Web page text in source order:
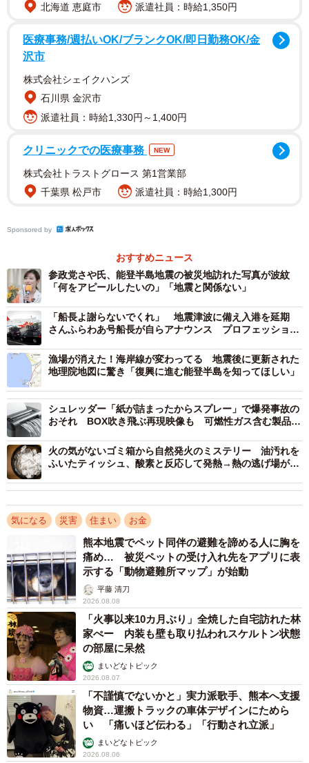
家の地盤や災害リスクに不安を感じるか（提供画像）
まず、「家の地盤や災害リスクに不安を感じるか」という
質問をしたところ、「かなり感じる」（9.2%）と「少し感
じる」（47.0%）を合わせて56.2%の人が不安を抱えている
し、半数以上の住宅購入者が何らかの不安を抱えている実
不安要因のトップは「川が近い」
3/6
家の地盤や災害リスクで不安に感じること（提供画像）
次に「家の地盤や災害リスクで不安に感じること」を具体
的に尋ねたところ、最も不安に感じたことの1位は「川が近
い」（25.0%）でした。2位は「地震による被害」
（19.2%）、3位以下は「土砂災害」（8.6%）、「豪雨災
害」（8.2%）、「台風による被害」（4.8%）が続きまし
た。
1位「川が近い」
・すぐ近隣に一級河川があり、上流にはエリアの中でも大
きなダムがあります。地方的にも台風や大雨による水害が
北海道 恵庭市
派遣社員：時給1,350円
医療事務/週払いOK/ブランクOK/即日勤務OK/金
沢市
株式会社シェイクハンズ
石川県 金沢市
派遣社員：時給1,330円～1,400円
クリニックでの医療事務 NEW
株式会社トラストグロース 第1営業部
千葉県 松戸市
派遣社員：時給1,300円
Sponsored by
おすすめニュース
参政党さや氏、能登半島地震の被災地訪れた写真が波紋
「何をアピールしたいの」「地震と関係ない」
「船長よ謝らないでくれ」 地震津波に備え入港を延期
さんふらわあ号船長が自らアナウンス プロフェッショナ
漁場が消えた！海岸線が変わってる 地震後に更新された
地理院地図に驚き「復興に進む能登半島を知ってほしい」
シュレッダー「紙が詰まったからスプレー」で爆発事故の
おそれ BOX吹き飛ぶ再現映像も 可燃性ガス含む製品は
火の気がないゴミ箱から自然発火のミステリー 油汚れを
ふいたティッシュ、酸素と反応して発熱→熱の逃げ場がな
気になる 災害 住まい お金
熊本地震でペット同伴の避難を諦める人に胸を
痛め… 被災ペットの受け入れ先をアプリに表
示する「動物避難所マップ」が始動
平藤 清刀
2026.08.08
「火事以来10カ月ぶり」全焼した自宅訪れた林
家ぺー 内装も壁も取り払われスケルトン状態
の部屋に呆然
まいどなトピック
2026.08.07
「不謹慎でないかと」実力派歌手、熊本へ支援
物資…運搬トラックの車体デザインにためら
い 「痛いほど伝わる」「行動され立派」
まいどなトピック
2026.08.06